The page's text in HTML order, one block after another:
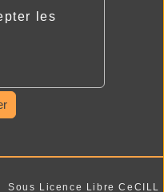
les
Sous Licence Libre CeCILL